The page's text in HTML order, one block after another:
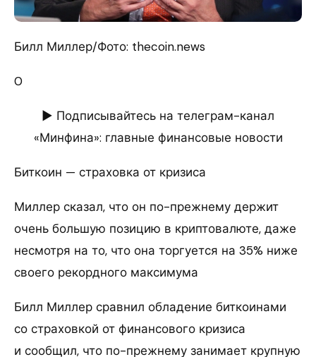
Билл Миллер/Фото: thecoin.news
0
► Подписывайтесь на телеграм-канал
«Минфина»: главные финансовые новости
Биткоин — страховка от кризиса
Миллер сказал, что он по-прежнему держит
очень большую позицию в криптовалюте, даже
несмотря на то, что она торгуется на 35% ниже
своего рекордного максимума
Билл Миллер сравнил обладение биткоинами
со страховкой от финансового кризиса
и сообщил, что по-прежнему занимает крупную